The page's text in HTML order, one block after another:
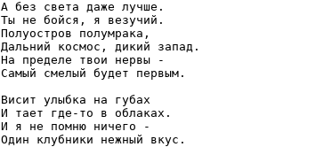
А без света даже лучше.
Ты не бойся, я везучий.
Полуостров полумрака,
Дальний космос, дикий запад.
На пределе твои нервы -
Самый смелый будет первым.
Висит улыбка на губах
И тает где-то в облаках.
И я не помню ничего -
Один клубники нежный вкус.